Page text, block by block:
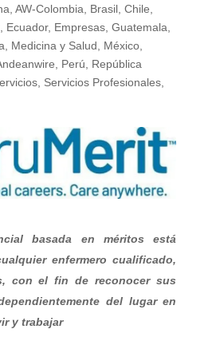
AW-Colombia Brasil, Chile
Ecuador, Empresas, Guatemala
Medicina y Salud México,
Perú
República
, Servicios Profesionales,
basada en méritos está
enfermero cualificado,
con el fin de reconocer sus
del lugar en
y trabajar